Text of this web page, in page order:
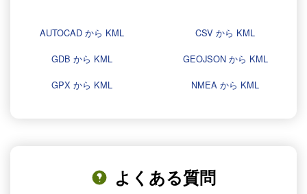
AUTOCAD から KML
CSV から KML
GDB から KML
GEOJSON から KML
GPX から KML
NMEA から KML
よくある質問